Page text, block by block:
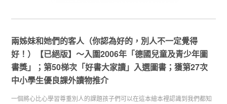
兩姊妹和她們的客人（你認為好的，別人不一定覺得
好！）【已絕版】～入圍2006年「德國兒童及青少年圖
書獎」；第50梯次「好書大家讀」入選圖書；獲第27次
中小學生優良課外讀物推介
一個將心比心學習尊重別人的課題孩子們可以在這本繪本裡認識到我們都知